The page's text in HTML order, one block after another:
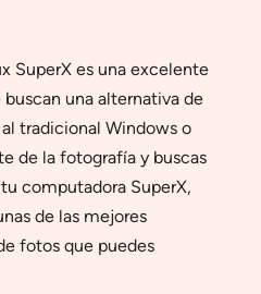
SuperX es una excelente
una alternativa de
tradicional Windows o
de la fotografía y buscas
computadora SuperX,
de las mejores
fotos que puedes